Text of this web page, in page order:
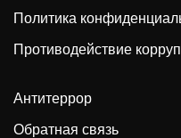
Политика
Противодействие
Антитеррор
Обратная связь